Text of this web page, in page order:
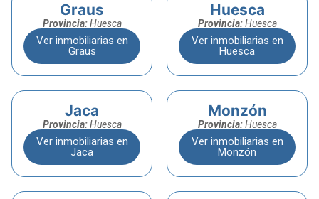
Graus
Provincia:Huesca
Ver inmobiliarias en
Graus
Huesca
Provincia:Huesca
Ver inmobiliarias en
Huesca
Jaca
Provincia:Huesca
Ver inmobiliarias en
Jaca
Monzón
Provincia:Huesca
Ver inmobiliarias en
Monzón